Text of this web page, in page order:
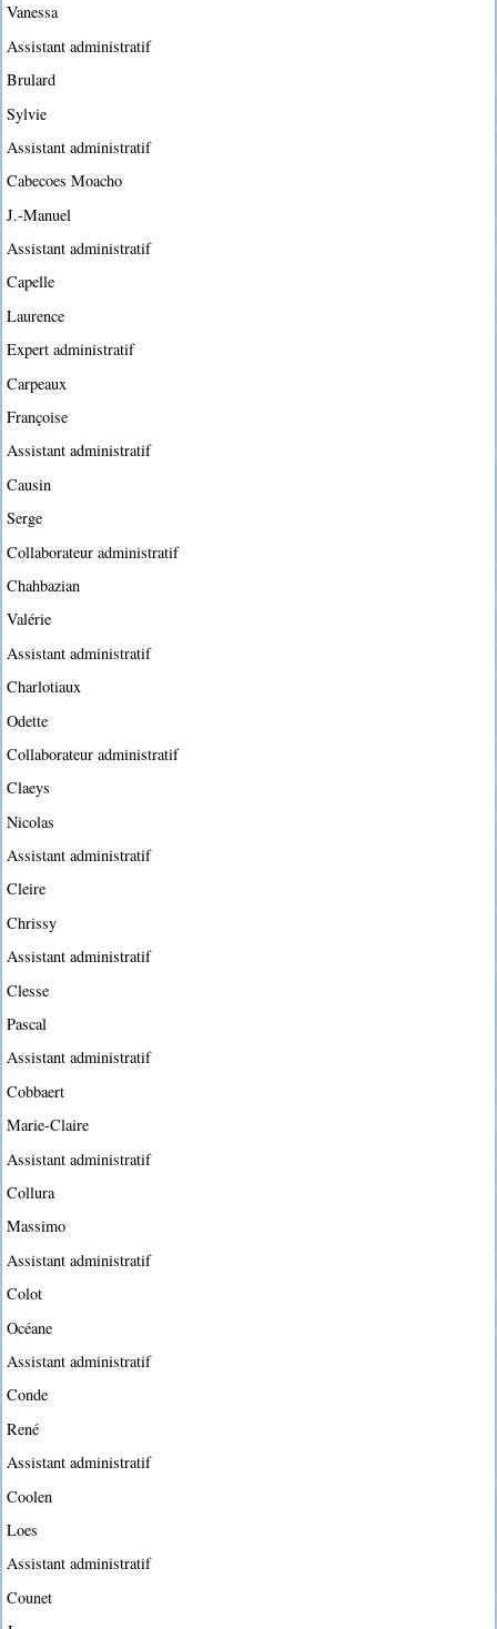
Vanessa
Assistant administratif
Brulard
Sylvie
Assistant administratif
Cabecoes Moacho
J.-Manuel
Assistant administratif
Capelle
Laurence
Expert administratif
Carpeaux
Françoise
Assistant administratif
Causin
Serge
Collaborateur administratif
Chahbazian
Valérie
Assistant administratif
Charlotiaux
Odette
Collaborateur administratif
Claeys
Nicolas
Assistant administratif
Cleire
Chrissy
Assistant administratif
Clesse
Pascal
Assistant administratif
Cobbaert
Marie-Claire
Assistant administratif
Collura
Massimo
Assistant administratif
Colot
Océane
Assistant administratif
Conde
René
Assistant administratif
Coolen
Loes
Assistant administratif
Counet